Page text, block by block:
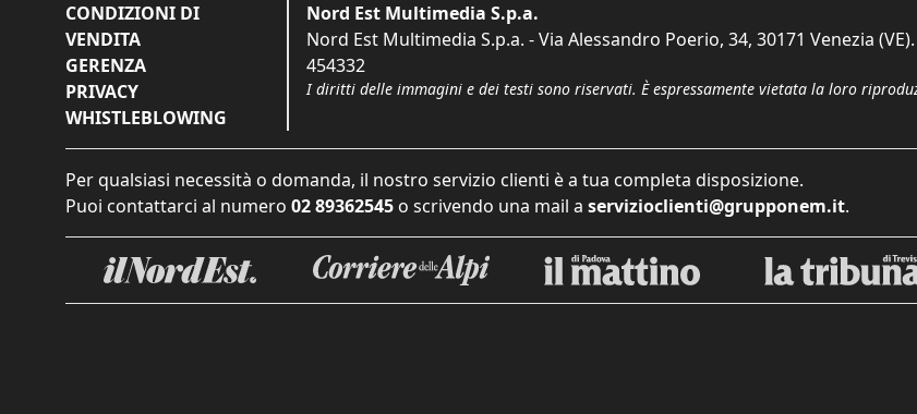
CONDIZIONI DI
VENDITA
GERENZA
PRIVACY
WHISTLEBLOWING
Nord Est Multimedia S.p.a.
Nord Est Multimedia S.p.a. - Via Alessandro Poerio, 34, 30171 Venezia (VE).
454332
I diritti delle immagini e dei testi sono riservati. È espressamente vietata la loro
Per qualsiasi necessità o domanda, il nostro servizio clienti è a tua completa disposizione.
Puoi contattarci al numero 02 89362545 o scrivendo una mail a servizioclienti@grupponem.it.